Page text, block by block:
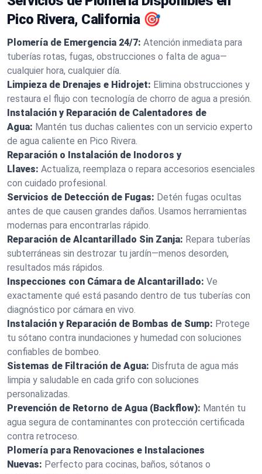
Pico Rivera, California 🎯
Plomería de Emergencia 24/7: Atención inmediata para
tuberías rotas, fugas, obstrucciones o falta de agua—
cualquier hora, cualquier día.
Limpieza de Drenajes e Hidrojet: Elimina obstrucciones y
restaura el flujo con tecnología de chorro de agua a presión.
Instalación y Reparación de Calentadores de
Agua: Mantén tus duchas calientes con un servicio experto
de agua caliente en Pico Rivera.
Reparación o Instalación de Inodoros y
Llaves: Actualiza, reemplaza o repara accesorios esenciales
con cuidado profesional.
Servicios de Detección de Fugas: Detén fugas ocultas
antes de que causen grandes daños. Usamos herramientas
modernas para encontrarlas rápido.
Reparación de Alcantarillado Sin Zanja: Repara tuberías
subterráneas sin destrozar tu jardín—menos desorden,
resultados más rápidos.
Inspecciones con Cámara de Alcantarillado: Ve
exactamente qué está pasando dentro de tus tuberías con
diagnóstico por cámara en vivo.
Instalación y Reparación de Bombas de Sump: Protege
tu sótano contra inundaciones y humedad con soluciones
confiables de bombeo.
Sistemas de Filtración de Agua: Disfruta de agua más
limpia y saludable en cada grifo con soluciones
personalizadas.
Prevención de Retorno de Agua (Backflow): Mantén tu
agua segura de contaminantes con protección certificada
contra retroceso.
Plomería para Renovaciones e Instalaciones
Nuevas: Perfecto para cocinas, baños, sótanos o